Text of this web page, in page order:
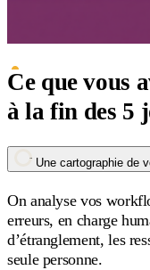
Ce que vous
à la fin des 5
Une cartographie de
On analyse vos
erreurs, en charge
d’étranglement, les
seule personne.